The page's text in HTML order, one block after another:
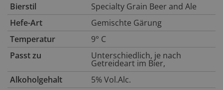
Bierstil
Specialty Grain Beer and Ale
Hefe-Art
Gemischte Gärung
Temperatur
9° C
Passt zu
Unterschiedlich, je nach
Getreideart im Bier,
Alkoholgehalt
5% Vol.Alc.